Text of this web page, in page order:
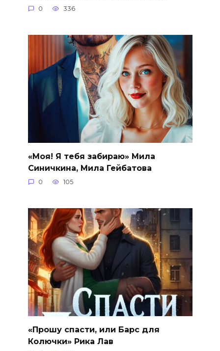
0 336
«Моя! Я тебя забираю» Мила
Синичкина, Мила Гейбатова
0 105
«Прошу спасти, или Барс для
Колючки» Рика Лав